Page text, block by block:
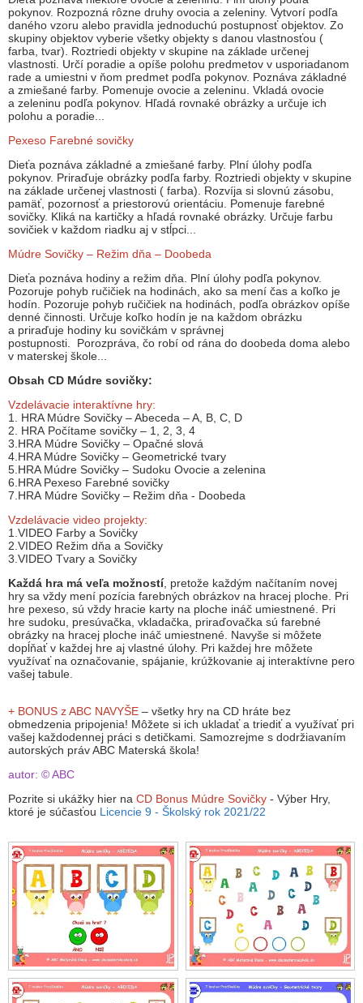
pokynov. Rozpozná rôzne druhy ovocia a zeleniny. Vytvorí podľa
daného vzoru alebo pravidla jednoduchú postupnosť objektov. Zo
skupiny objektov vyberie všetky objekty s danou vlastnosťou (
farba, tvar). Roztriedi objekty v skupine na základe určenej
vlastnosti. Určí poradie a opíše polohu predmetov v usporiadanom
rade a umiestni v ňom predmet podľa pokynov. Poznáva základné
a zmiešané farby. Pomenuje ovocie a zeleninu. Vkladá ovocie
a zeleninu podľa pokynov. Hľadá rovnaké obrázky a určuje ich
polohu a poradie...
Pexeso Farebné sovičky
Dieťa poznáva základné a zmiešané farby. Plní úlohy podľa
pokynov. Priraďuje obrázky podľa farby. Roztriedi objekty v skupine
na základe určenej vlastnosti ( farba). Rozvíja si slovnú zásobu,
pamäť, pozornosť a priestorovú orientáciu. Pomenuje farebné
sovičky. Kliká na kartičky a hľadá rovnaké obrázky. Určuje farbu
sovičiek v každom riadku aj v stĺpci...
Múdre Sovičky – Režim dňa – Doobeda
Dieťa poznáva hodiny a režim dňa. Plní úlohy podľa pokynov.
Pozoruje pohyb ručičiek na hodinách, ako sa mení čas a koľko je
hodín. Pozoruje pohyb ručičiek na hodinách, podľa obrázkov opíše
denné činnosti. Určuje koľko hodín je na každom obrázku
a priraďuje hodiny ku sovičkám v správnej
postupnosti. Porozpráva, čo robí od rána do doobeda doma alebo
v materskej škole...
Obsah CD Múdre sovičky:
Vzdelávacie interaktívne hry:
1. HRA Múdre Sovičky – Abeceda – A, B, C, D
2. HRA Počítame sovičky – 1, 2, 3, 4
3.HRA Múdre Sovičky – Opačné slová
4.HRA Múdre Sovičky – Geometrické tvary
5.HRA Múdre Sovičky – Sudoku Ovocie a zelenina
6.HRA Pexeso Farebné sovičky
7.HRA Múdre Sovičky – Režim dňa - Doobeda
Vzdelávacie video projekty:
1.VIDEO Farby a Sovičky
2.VIDEO Režim dňa a Sovičky
3.VIDEO Tvary a Sovičky
Každá hra má veľa možností, pretože každým načítaním novej
hry sa vždy mení pozícia farebných obrázkov na hracej ploche. Pri
hre pexeso, sú vždy hracie karty na ploche ináč umiestnené. Pri
hre sudoku, presúvačka, vkladačka, priraďovačka sú farebné
obrázky na hracej ploche ináč umiestnené. Navyše si môžete
dopĺňať v každej hre aj vlastné úlohy. Pri každej hre môžete
využívať na označovanie, spájanie, krúžkovanie aj interaktívne pero
vašej tabule.
+ BONUS z ABC NAVYŠE – všetky hry na CD hráte bez
obmedzenia pripojenia! Môžete si ich ukladať a triediť a využívať pri
vašej každodennej práci s detičkami. Samozrejme s dodržiavaním
autorských práv ABC Materská škola!
autor: © ABC
Pozrite si ukážky hier na CD Bonus Múdre Sovičky - Výber Hry,
ktoré je súčasťou Licencie 9 - Školský rok 2021/22